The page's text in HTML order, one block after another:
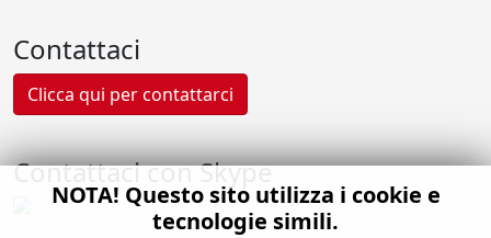
Contattaci
Clicca qui per contattarci
Contattaci con Skype
NOTA! Questo sito utilizza i cookie e
tecnologie simili.